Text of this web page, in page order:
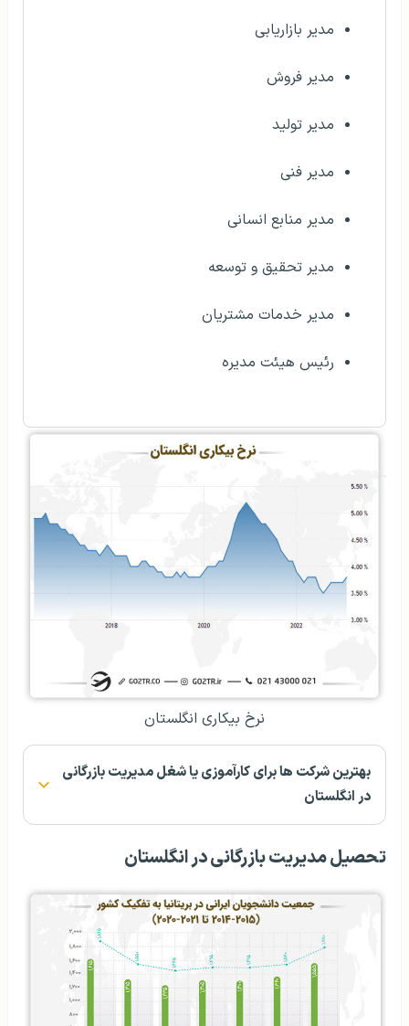
مدیر بازاریابی
مدیر فروش
مدیر تولید
مدیر فنی
مدیر منابع انسانی
مدیر تحقیق و توسعه
مدیر خدمات مشتریان
رئیس هیئت مدیره
نرخ بیکاری انگلستان
بهترین شرکت ها برای کارآموزی یا شغل مدیریت بازرگانی
در انگلستان
تحصیل مدیریت بازرگانی در انگلستان